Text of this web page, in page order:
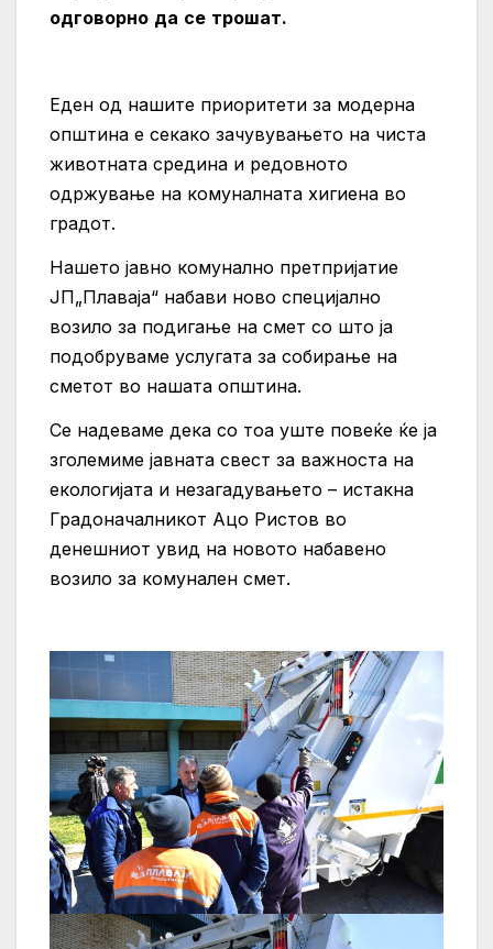
одговорно да се трошат.
Еден од нашите приоритети за модерна
општина е секако зачувувањето на чиста
животната средина и редовното
одржување на комуналната хигиена во
градот.
Нашето јавно комунално претпријатие
ЈП„Плаваја“ набави ново специјално
возило за подигање на смет со што ја
подобруваме услугата за собирање на
сметот во нашата општина.
Се надеваме дека со тоа уште повеќе ќе ја
зголемиме јавната свест за важноста на
екологијата и незагадувањето – истакна
Градоначалникот Ацо Ристов во
денешниот увид на новото набавено
возило за комунален смет.